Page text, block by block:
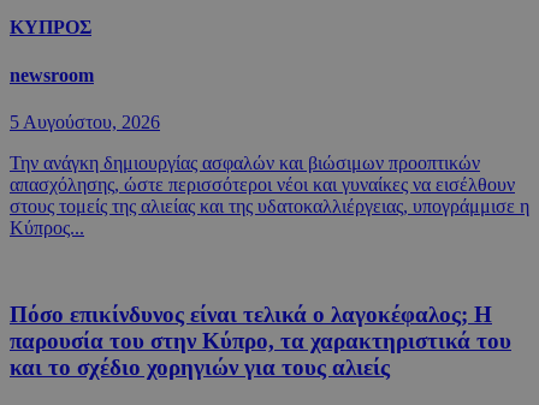
ΚΥΠΡΟΣ
newsroom
5 Αυγούστου, 2026
Την ανάγκη δημιουργίας ασφαλών και βιώσιμων προοπτικών
απασχόλησης, ώστε περισσότεροι νέοι και γυναίκες να εισέλθουν
στους τομείς της αλιείας και της υδατοκαλλιέργειας, υπογράμμισε η
Κύπρος...
Πόσο επικίνδυνος είναι τελικά ο λαγοκέφαλος; H
παρουσία του στην Κύπρο, τα χαρακτηριστικά του
και το σχέδιο χορηγιών για τους αλιείς